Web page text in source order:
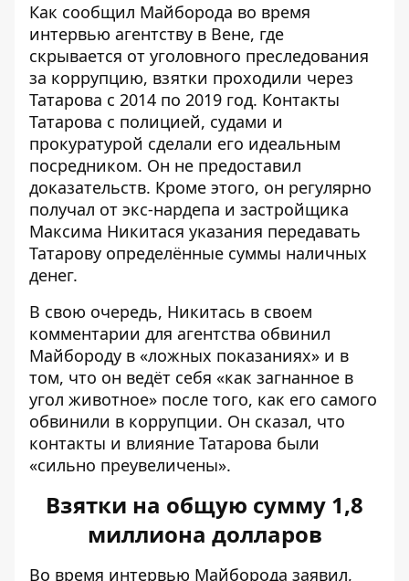
Как сообщил Майборода во время
интервью агентству в Вене, где
скрывается от уголовного преследования
за коррупцию, взятки проходили через
Татарова с 2014 по 2019 год. Контакты
Татарова с полицией, судами и
прокуратурой сделали его идеальным
посредником. Он не предоставил
доказательств. Кроме этого, он регулярно
получал от экс-нардепа и застройщика
Максима Никитася указания передавать
Татарову определённые суммы наличных
денег.
В свою очередь, Никитась в своем
комментарии для агентства обвинил
Майбороду в «ложных показаниях» и в
том, что он ведёт себя «как загнанное в
угол животное» после того, как его самого
обвинили в коррупции. Он сказал, что
контакты и влияние Татарова были
«сильно преувеличены».
Взятки на общую сумму 1,8
миллиона долларов
Во время интервью Майборода заявил,